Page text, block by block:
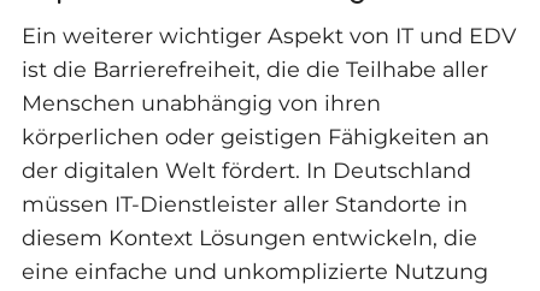
Ein weiterer wichtiger Aspekt von IT und EDV
ist die Barrierefreiheit, die die Teilhabe aller
Menschen unabhängig von ihren
körperlichen oder geistigen Fähigkeiten an
der digitalen Welt fördert. In Deutschland
müssen IT-Dienstleister aller Standorte in
diesem Kontext Lösungen entwickeln, die
eine einfache und unkomplizierte Nutzung